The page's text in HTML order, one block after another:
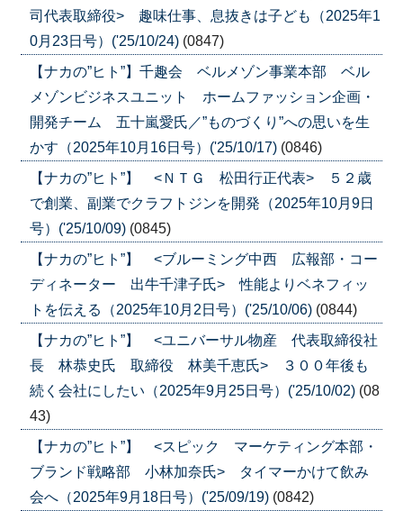
司代表取締役> 趣味仕事、息抜きは子ども（2025年1
0月23日号）('25/10/24) (0847)
【ナカの”ヒト”】千趣会 ベルメゾン事業本部 ベル
メゾンビジネスユニット ホームファッション企画・
開発チーム 五十嵐愛氏／”ものづくり”への思いを生
かす（2025年10月16日号）('25/10/17) (0846)
【ナカの”ヒト”】 <ＮＴＧ 松田行正代表> ５２歳
で創業、副業でクラフトジンを開発（2025年10月9日
号）('25/10/09) (0845)
【ナカの”ヒト”】 <ブルーミング中西 広報部・コー
ディネーター 出牛千津子氏> 性能よりベネフィッ
トを伝える（2025年10月2日号）('25/10/06) (0844)
【ナカの”ヒト”】 <ユニバーサル物産 代表取締役社
長 林恭史氏 取締役 林美千恵氏> ３００年後も
続く会社にしたい（2025年9月25日号）('25/10/02) (08
43)
【ナカの”ヒト”】 <スピック マーケティング本部・
ブランド戦略部 小林加奈氏> タイマーかけて飲み
会へ（2025年9月18日号）('25/09/19) (0842)